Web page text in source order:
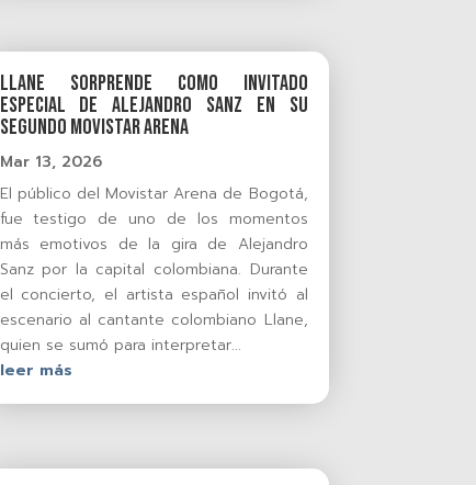
Llane sorprende como invitado
especial de Alejandro Sanz en su
segundo Movistar Arena
Mar 13, 2026
El público del Movistar Arena de Bogotá,
fue testigo de uno de los momentos
más emotivos de la gira de Alejandro
Sanz por la capital colombiana. Durante
el concierto, el artista español invitó al
escenario al cantante colombiano Llane,
quien se sumó para interpretar...
leer más